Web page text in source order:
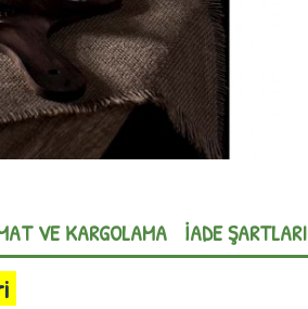
VE KARGOLAMA İADE ŞARTLARI